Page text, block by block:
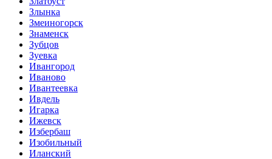
Злынка
Змеиногорск
Знаменск
Зубцов
Зуевка
Ивангород
Иваново
Ивантеевка
Ивдель
Игарка
Ижевск
Избербаш
Изобильный
Иланский